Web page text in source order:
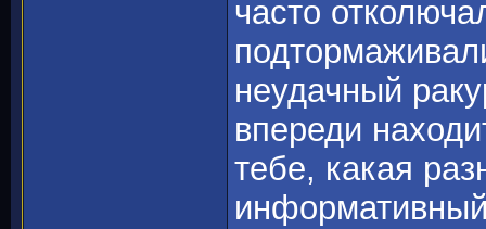
часто
неудачный
впереди
тебе, какая